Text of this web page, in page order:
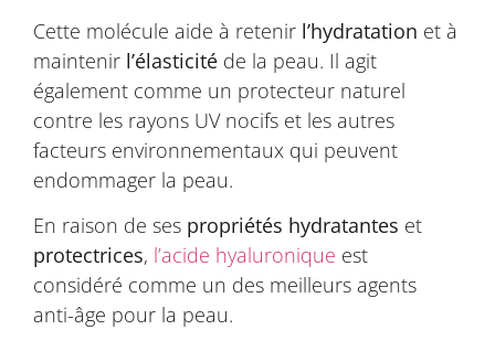
Cette molécule aide à retenir l’hydratation et à
maintenir l’élasticité de la peau. Il agit
également comme un protecteur naturel
contre les rayons UV nocifs et les autres
facteurs environnementaux qui peuvent
endommager la peau.
En raison de ses propriétés hydratantes et
protectrices, l’acide hyaluronique est
considéré comme un des meilleurs agents
anti-âge pour la peau.